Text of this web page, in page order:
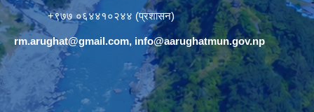
+९७७ ०६४४१०२४४ (प्रशासन)
rm.arughat@gmail.com, info@aarughatmun.gov.np